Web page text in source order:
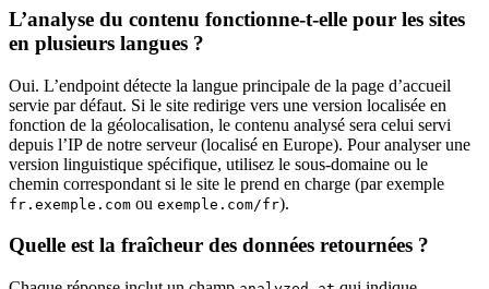
L’analyse du contenu fonctionne-t-elle pour les sites
en plusieurs langues ?
Oui. L’endpoint détecte la langue principale de la page d’accueil
servie par défaut. Si le site redirige vers une version localisée en
fonction de la géolocalisation, le contenu analysé sera celui servi
depuis l’IP de notre serveur (localisé en Europe). Pour analyser une
version linguistique spécifique, utilisez le sous-domaine ou le
chemin correspondant si le site le prend en charge (par exemple
fr.exemple.com ou exemple.com/fr).
Quelle est la fraîcheur des données retournées ?